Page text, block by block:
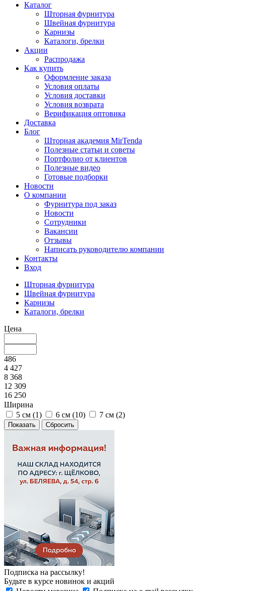
Каталог
Шторная фурнитура
Швейная фурнитура
Карнизы
Каталоги, брелки
Акции
Распродажа
Как купить
Оформление заказа
Условия оплаты
Условия доставки
Условия возврата
Верификация оптовика
Доставка
Блог
Шторная академия MirTenda
Полезные статьи и советы
Портфолио от клиентов
Полезные видео
Готовые подборки
Новости
О компании
Фурнитура под заказ
Новости
Сотрудники
Вакансии
Отзывы
Написать руководителю компании
Контакты
Вход
Шторная фурнитура
Швейная фурнитура
Карнизы
Каталоги, брелки
Цена
486
4 427
8 368
12 309
16 250
Ширина
5 см (1) 6 см (10) 7 см (2)
Сбросить
Подписка на рассылку!
Будьте в курсе новинок и акций